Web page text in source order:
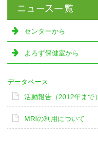
センターから
よろず保健室から
データベース
活動報告（2012年まで）
MRIの利用について